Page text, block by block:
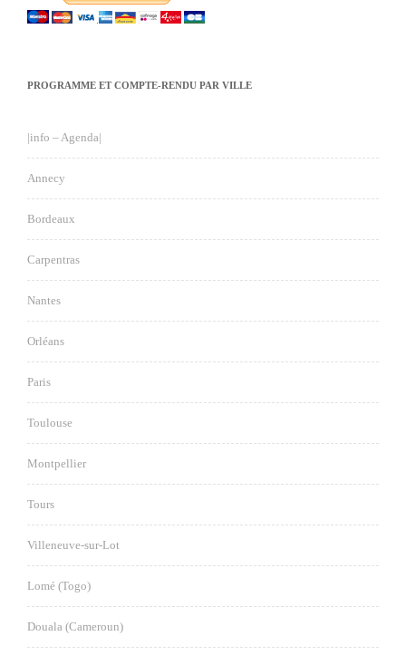
PROGRAMME ET COMPTE-RENDU PAR VILLE
|info – Agenda|
Annecy
Bordeaux
Carpentras
Nantes
Orléans
Paris
Toulouse
Montpellier
Tours
Villeneuve-sur-Lot
Lomé (Togo)
Douala (Cameroun)